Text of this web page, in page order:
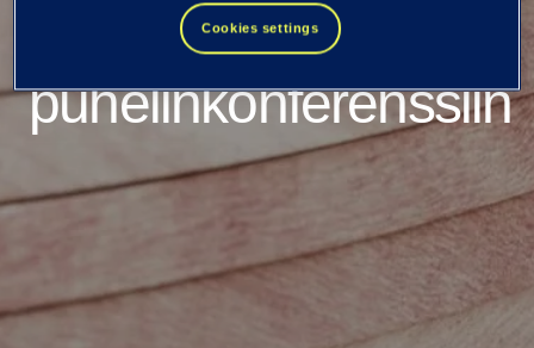
puhelinkonferenssiin
Cookies settings